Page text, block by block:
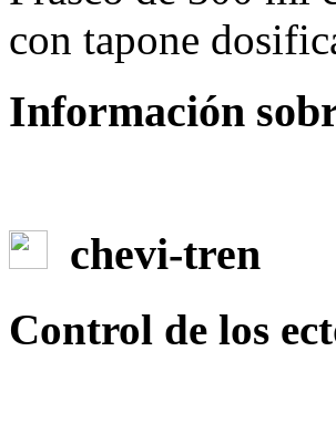
con tapone
Información
chevi-tren
Control de los